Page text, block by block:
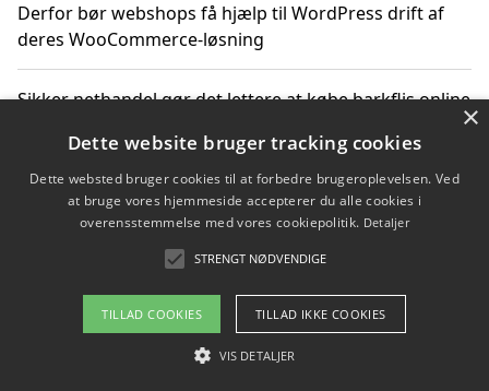
Derfor bør webshops få hjælp til WordPress drift af
deres WooCommerce-løsning
Sikker nethandel gør det lettere at købe barkflis online
Ting du bør vide før du vælger webbureau i Aarhus
Copyright 2026 - Pilanto Aps
Om / kontakt
Blog Betingelser
×
Dette website bruger tracking cookies
Dette websted bruger cookies til at forbedre brugeroplevelsen. Ved
at bruge vores hjemmeside accepterer du alle cookies i
overensstemmelse med vores cookiepolitik. Detaljer
STRENGT NØDVENDIGE
TILLAD COOKIES TILLAD IKKE COOKIES
VIS DETALJER